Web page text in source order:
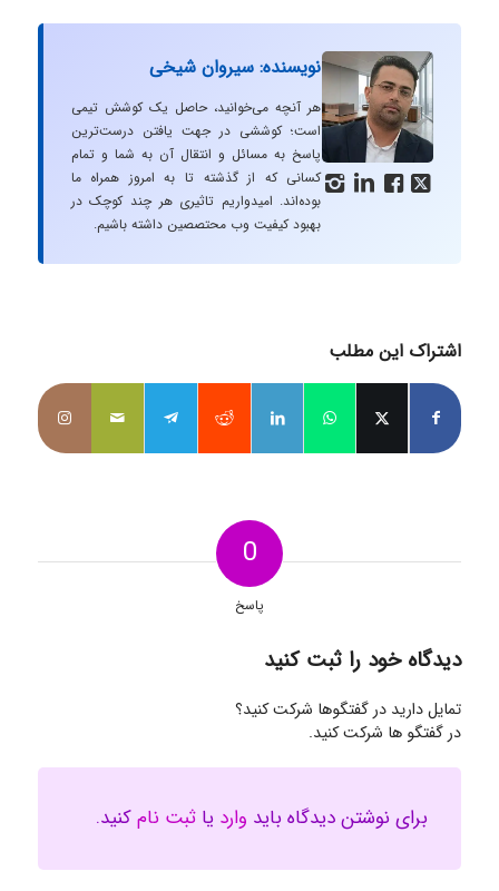
   
نویسنده: سیروان شیخی
هر آنچه می‌خوانید، حاصل یک کوشش تیمی
است؛ کوششی در جهت یافتن درست‌ترین
پاسخ به مسائل و انتقال آن به شما و تمام
کسانی که از گذشته تا به امروز همراه ما
بوده‌اند. امیدواریم تاثیری هر چند کوچک در
بهبود کیفیت وب محتصصین داشته باشیم.
اشتراک این مطلب
0
پاسخ
دیدگاه خود را ثبت کنید
تمایل دارید در گفتگوها شرکت کنید؟
در گفتگو ها شرکت کنید.
برای نوشتن دیدگاه باید وارد یا ثبت نامکنید.